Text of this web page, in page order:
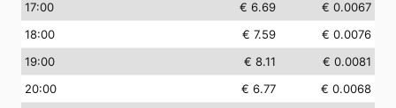
17:00 € 6.69
€ 0.0067
18:00 € 7.59
€ 0.0076
19:00 € 8.11
€ 0.0081
20:00 € 6.77
€ 0.0068